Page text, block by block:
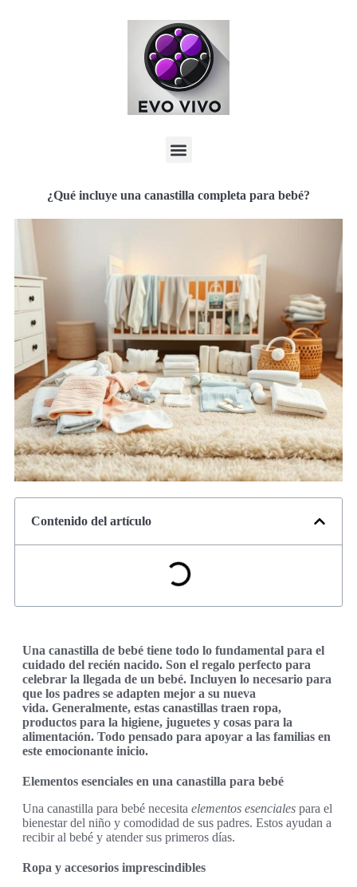
¿Qué incluye una canastilla completa para bebé?
Contenido del artículo
Una canastilla de bebé tiene todo lo fundamental para el
cuidado del recién nacido. Son el regalo perfecto para
celebrar la llegada de un bebé. Incluyen lo necesario para
que los padres se adapten mejor a su nueva
vida. Generalmente, estas canastillas traen ropa,
productos para la higiene, juguetes y cosas para la
alimentación. Todo pensado para apoyar a las familias en
este emocionante inicio.
Elementos esenciales en una canastilla para bebé
Una canastilla para bebé necesita elementos esenciales para el
bienestar del niño y comodidad de sus padres. Estos ayudan a
recibir al bebé y atender sus primeros días.
Ropa y accesorios imprescindibles